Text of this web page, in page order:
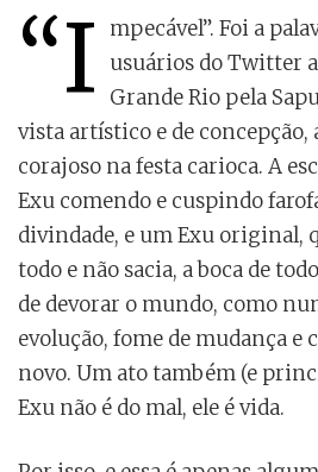
“I
mpecável”. Foi a
usuários do Twitter
Grande Rio pela
vista artístico e de
corajoso na festa carioca. A
Exu comendo e cuspindo
divindade, e um Exu original,
todo e não sacia, a boca de
de devorar o mundo, como
evolução, fome de mudança e
novo. Um ato também (e
Exu não é do mal, ele é vida.